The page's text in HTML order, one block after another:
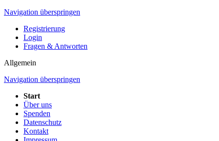
Navigation überspringen
Registrierung
Login
Fragen & Antworten
Allgemein
Navigation überspringen
Start
Über uns
Spenden
Datenschutz
Kontakt